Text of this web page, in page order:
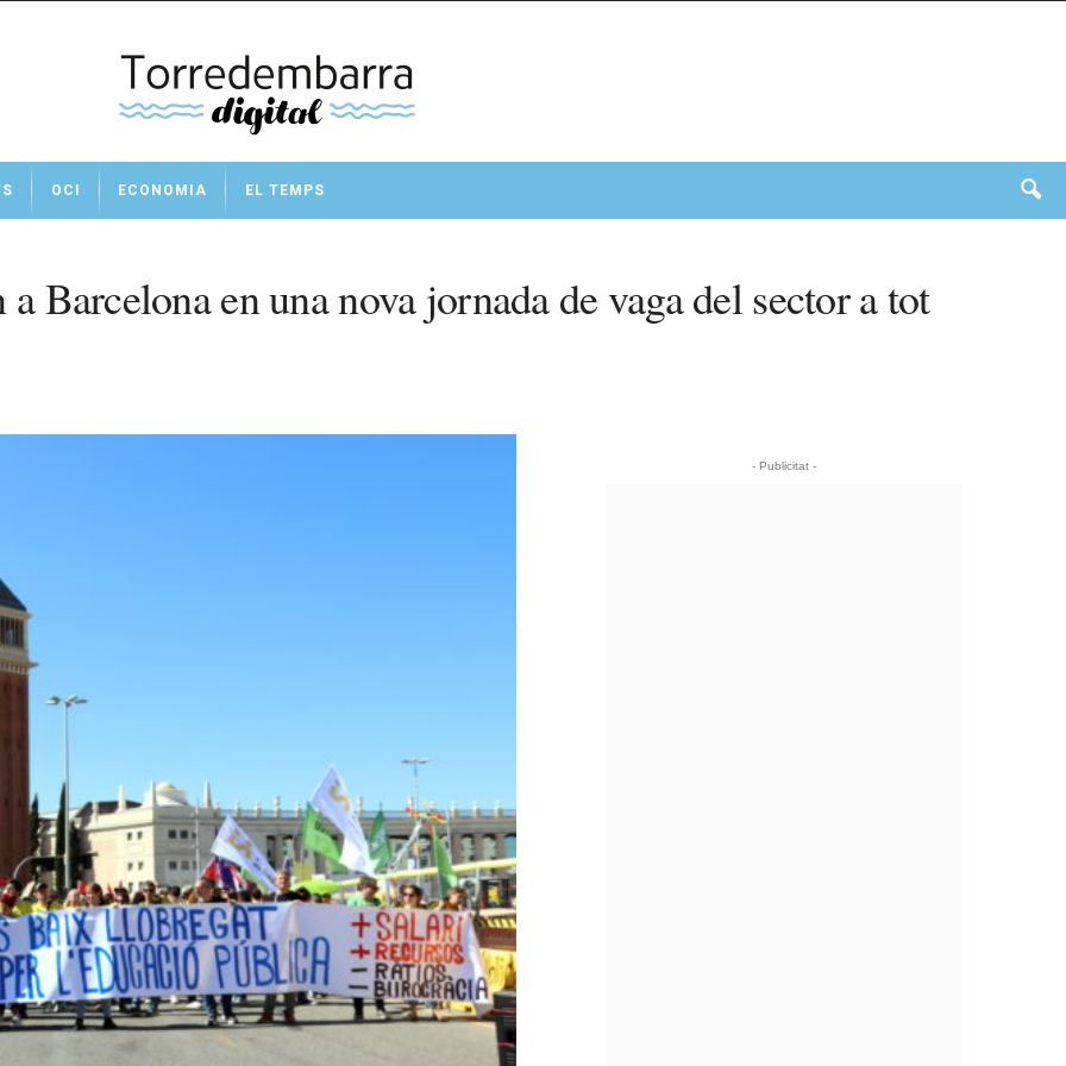
OCI ECONOMIA EL TEMPS
Barcelona en una nova jornada de vaga del sector a tot
- Publicitat -